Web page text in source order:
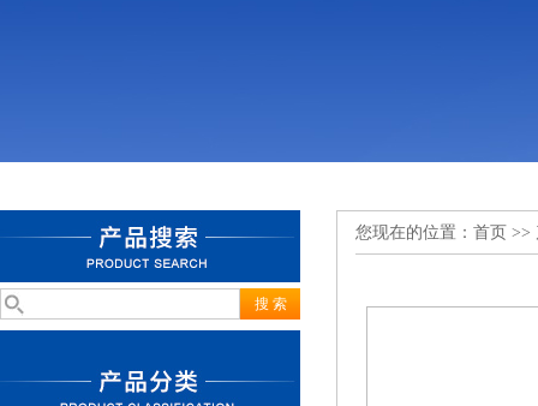
您现在的位置： 首页 >>